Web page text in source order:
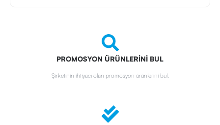
PROMOSYON ÜRÜNLERİNİ BUL
Şirketinin ihtiyacı olan promosyon ürünlerini bul.